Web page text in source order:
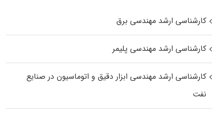
کارشناسی ارشد مهندسی برق
کارشناسی ارشد مهندسی پلیمر
کارشناسی ارشد مهندسی ابزار دقیق و اتوماسیون در صنایع
نفت